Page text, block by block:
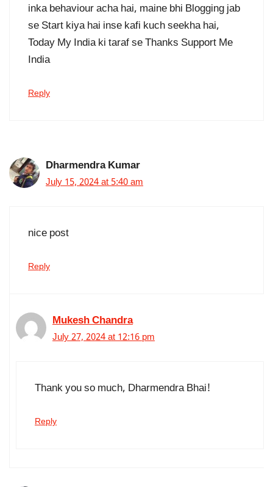
inka behaviour acha hai, maine bhi Blogging jab
se Start kiya hai inse kafi kuch seekha hai,
Today My India ki taraf se Thanks Support Me
India
Reply
Dharmendra Kumar
July 15, 2024 at 5:40 am
nice post
Reply
Mukesh Chandra
July 27, 2024 at 12:16 pm
Thank you so much, Dharmendra Bhai!
Reply